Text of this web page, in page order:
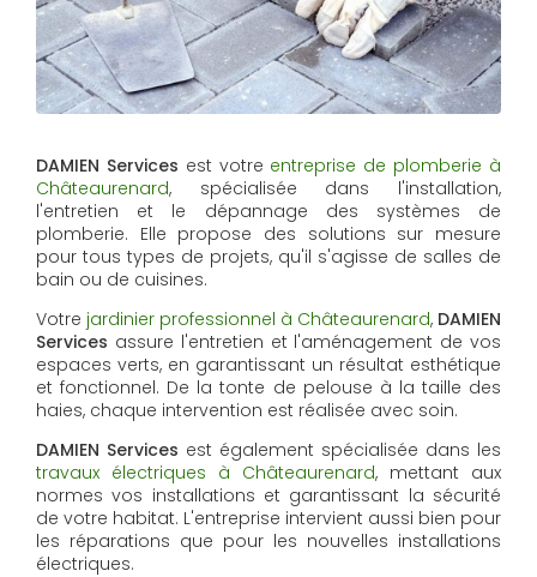
DAMIEN Services est votre entreprise de plomberie à
Châteaurenard, spécialisée dans l'installation,
l'entretien et le dépannage des systèmes de
plomberie. Elle propose des solutions sur mesure
pour tous types de projets, qu'il s'agisse de salles de
bain ou de cuisines.
Votre jardinier professionnel à Châteaurenard, DAMIEN
Services assure l'entretien et l'aménagement de vos
espaces verts, en garantissant un résultat esthétique
et fonctionnel. De la tonte de pelouse à la taille des
haies, chaque intervention est réalisée avec soin.
DAMIEN Services est également spécialisée dans les
travaux électriques à Châteaurenard, mettant aux
normes vos installations et garantissant la sécurité
de votre habitat. L'entreprise intervient aussi bien pour
les réparations que pour les nouvelles installations
électriques.